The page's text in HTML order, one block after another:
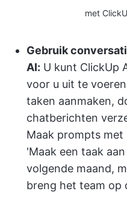
met
Gebruik
AI: U kunt ClickUp
voor u uit te
taken aanmaken,
chatberichten
Maak prompts met
'Maak een taak
volgende maand,
breng het team op